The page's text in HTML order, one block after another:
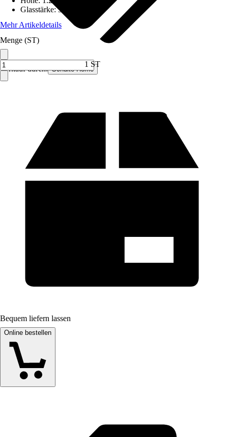
Verkauf durch: Schulte Home
Glasstärke:3 mm
Mehr Artikeldetails
Menge (ST)
1 ST
Bequem liefern lassen
Online bestellen